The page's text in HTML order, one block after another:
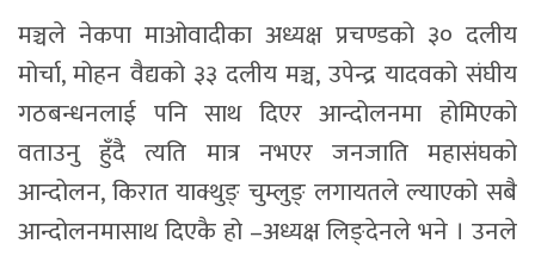
मञ्चले नेकपा माओवादीका अध्यक्ष प्रचण्डको ३० दलीय
मोर्चा, मोहन वैद्यको ३३ दलीय मञ्च, उपेन्द्र यादवको संघीय
गठबन्धनलाई पनि साथ दिएर आन्दोलनमा होमिएको
वताउनु हुँदै त्यति मात्र नभएर जनजाति महासंघको
आन्दोलन, किरात याक्थुङ् चुम्लुङ् लगायतले ल्याएको सबै
आन्दोलनमासाथ दिएकै हो –अध्यक्ष लिङ्देनले भने । उनले